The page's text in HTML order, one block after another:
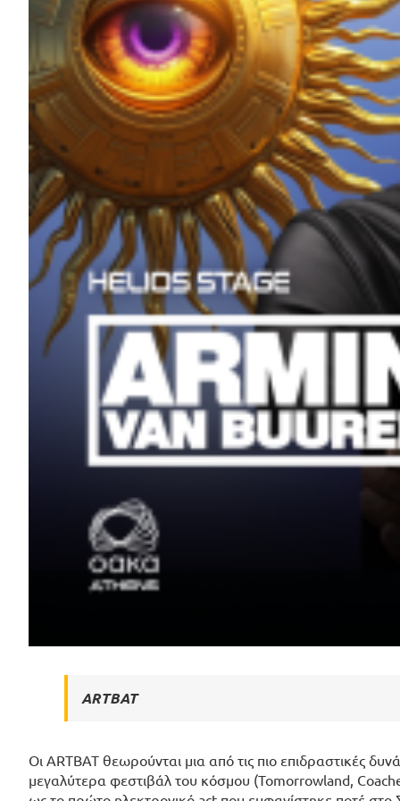
ARTBAT
Οι ARTBAT θεωρούνται μια από τις πιο επιδραστικές
μεγαλύτερα φεστιβάλ του κόσμου (Tomorrowland,